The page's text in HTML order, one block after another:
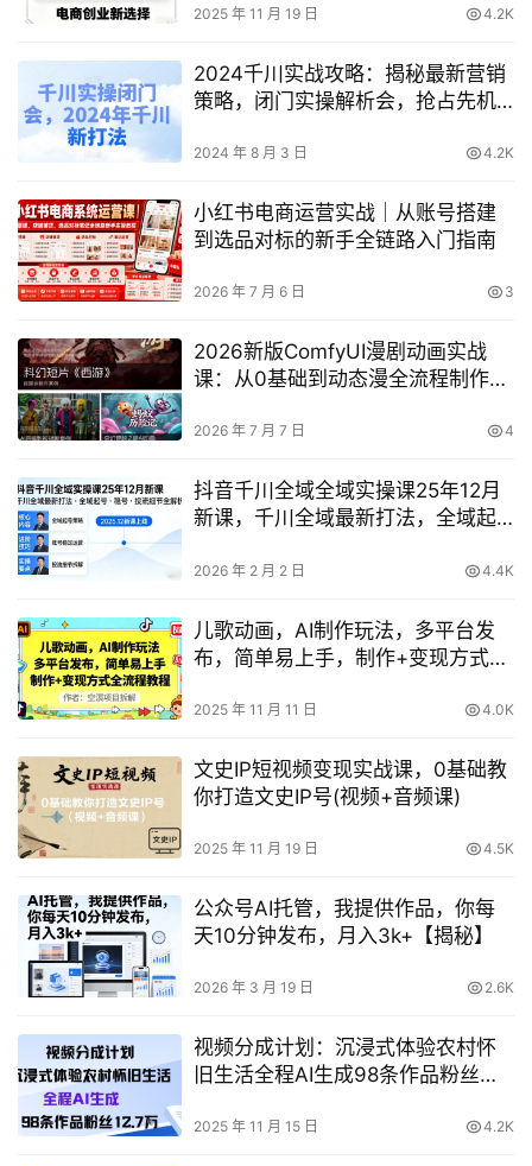
2025 年 11 月 19 日 4.2K
2024千川实战攻略：揭秘最新营销
策略，闭门实操解析会，抢占先机
2024 年 8 月 3 日 4.2K
小红书电商运营实战｜从账号搭建
到选品对标的新手全链路入门指南
2026 年 7 月 6 日 3
2026新版ComfyUI漫剧动画实战
课：从0基础到动态漫全流程制作，
2026 年 7 月 7 日 4
抖音千川全域全域实操课25年12月
新课，千川全域最新打法，全域起
2026 年 2 月 2 日 4.4K
儿歌动画，AI制作玩法，多平台发
布，简单易上手，制作+变现方式全
2025 年 11 月 11 日 4.0K
文史IP短视频变现实战课，0基础教
你打造文史IP号(视频+音频课)
2025 年 11 月 19 日 4.5K
公众号AI托管，我提供作品，你每
天10分钟发布，月入3k+【揭秘】
2026 年 3 月 19 日 2.6K
视频分成计划：沉浸式体验农村怀
旧生活全程AI生成98条作品粉丝
2025 年 11 月 15 日 4.2K